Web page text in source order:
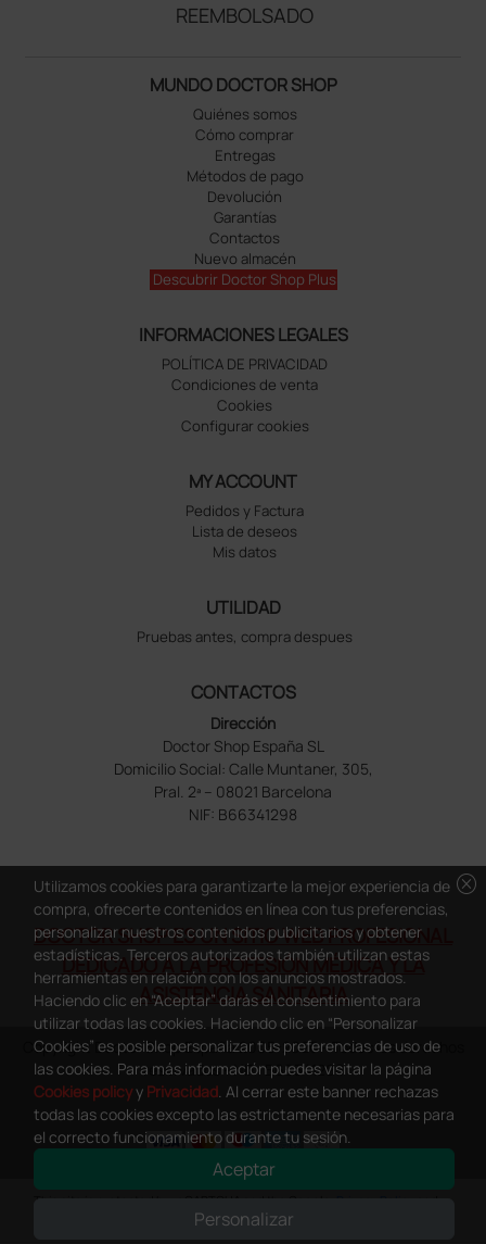
REEMBOLSADO
MUNDO DOCTOR SHOP
Quiénes somos
Cómo comprar
Entregas
Métodos de pago
Devolución
Garantías
Contactos
Nuevo almacén
Descubrir Doctor Shop Plus
INFORMACIONES LEGALES
POLÍTICA DE PRIVACIDAD
Condiciones de venta
Cookies
Configurar cookies
MY ACCOUNT
Pedidos y Factura
Lista de deseos
Mis datos
UTILIDAD
Pruebas antes, compra despues
CONTACTOS
Dirección
Doctor Shop España SL
Domicilio Social: Calle Muntaner, 305,
Pral. 2ª – 08021 Barcelona
NIF: B66341298
DOCTOR SHOP ES UN SITIO WEB PROFESIONAL
DEDICADO A LA PROFESIÓN MÉDICA Y LA
ASISTENCIA SANITARIA
Copyright Doctor Shop España 2005-2026 - Todos los derechos
reservados - NIF.: B66341298
This site is protected by reCAPTCHA and the Google Privacy Policy
and
cancel
Utilizamos cookies para garantizarte la mejor experiencia de
compra, ofrecerte contenidos en línea con tus preferencias,
personalizar nuestros contenidos publicitarios y obtener
estadísticas. Terceros autorizados también utilizan estas
herramientas en relación con los anuncios mostrados.
Haciendo clic en “Aceptar” darás el consentimiento para
utilizar todas las cookies. Haciendo clic en “Personalizar
Cookies” es posible personalizar tus preferencias de uso de
las cookies. Para más información puedes visitar la página
Cookies policyy Privacidad. Al cerrar este banner rechazas
todas las cookies excepto las estrictamente necesarias para
el correcto funcionamiento durante tu sesión.
Aceptar
Personalizar